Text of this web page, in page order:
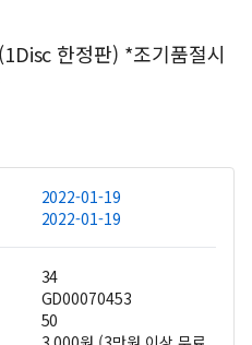
한정판) *조기품절시
2022-01-19
2022-01-19
34
GD00070453
50